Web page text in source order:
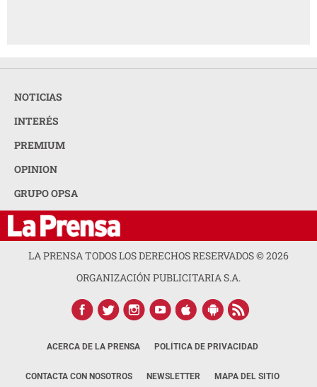
NOTICIAS
INTERÉS
PREMIUM
OPINION
GRUPO OPSA
LA PRENSA TODOS LOS DERECHOS RESERVADOS ©2026
ORGANIZACIÓN PUBLICITARIA S.A.
ACERCA DE LA PRENSA POLÍTICA DE PRIVACIDAD
CONTACTA CON NOSOTROS NEWSLETTER MAPA DEL SITIO